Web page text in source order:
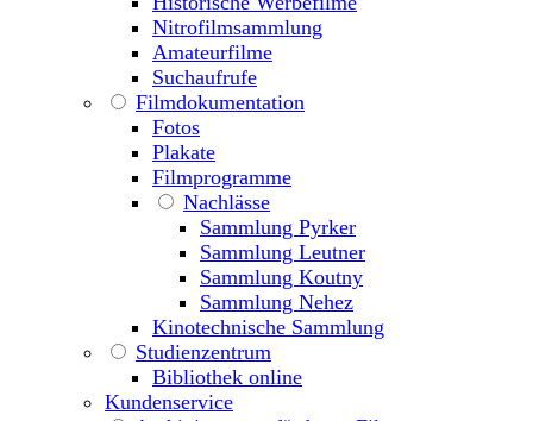
Nitrofilmsammlung
Amateurfilme
Suchaufrufe
Filmdokumentation
Fotos
Plakate
Filmprogramme
Nachlässe
Sammlung Pyrker
Sammlung Leutner
Sammlung Koutny
Sammlung Nehez
Kinotechnische Sammlung
Studienzentrum
Bibliothek online
Kundenservice